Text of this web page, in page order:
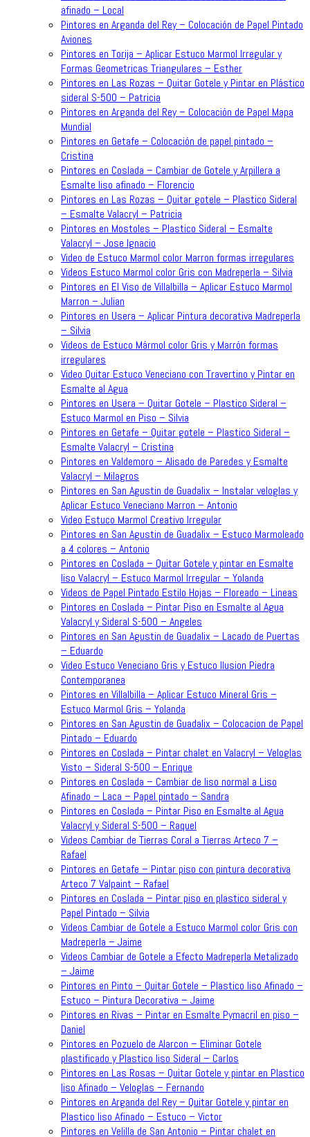
afinado – Local
Pintores en Arganda del Rey – Colocación de Papel Pintado
Aviones
Pintores en Torija – Aplicar Estuco Marmol Irregular y
Formas Geometricas Triangulares – Esther
Pintores en Las Rozas – Quitar Gotele y Pintar en Plástico
sideral S-500 – Patricia
Pintores en Arganda del Rey – Colocación de Papel Mapa
Mundial
Pintores en Getafe – Colocación de papel pintado –
Cristina
Pintores en Coslada – Cambiar de Gotele y Arpillera a
Esmalte liso afinado – Florencio
Pintores en Las Rozas – Quitar gotele – Plastico Sideral
– Esmalte Valacryl – Patricia
Pintores en Mostoles – Plastico Sideral – Esmalte
Valacryl – Jose Ignacio
Video de Estuco Marmol color Marron formas irregulares
Videos Estuco Marmol color Gris con Madreperla – Silvia
Pintores en El Viso de Villalbilla – Aplicar Estuco Marmol
Marron – Julian
Pintores en Usera – Aplicar Pintura decorativa Madreperla
– Silvia
Videos de Estuco Mármol color Gris y Marrón formas
irregulares
Video Quitar Estuco Veneciano con Travertino y Pintar en
Esmalte al Agua
Pintores en Usera – Quitar Gotele – Plastico Sideral –
Estuco Marmol en Piso – Silvia
Pintores en Getafe – Quitar gotele – Plastico Sideral –
Esmalte Valacryl – Cristina
Pintores en Valdemoro – Alisado de Paredes y Esmalte
Valacryl – Milagros
Pintores en San Agustin de Guadalix – Instalar veloglas y
Aplicar Estuco Veneciano Marron – Antonio
Video Estuco Marmol Creativo Irregular
Pintores en San Agustin de Guadalix – Estuco Marmoleado
a 4 colores – Antonio
Pintores en Coslada – Quitar Gotele y pintar en Esmalte
liso Valacryl – Estuco Marmol Irregular – Yolanda
Videos de Papel Pintado Estilo Hojas – Floreado – Lineas
Pintores en Coslada – Pintar Piso en Esmalte al Agua
Valacryl y Sideral S-500 – Angeles
Pintores en San Agustin de Guadalix – Lacado de Puertas
– Eduardo
Video Estuco Veneciano Gris y Estuco Ilusion Piedra
Contemporanea
Pintores en Villalbilla – Aplicar Estuco Mineral Gris –
Estuco Marmol Gris – Yolanda
Pintores en San Agustin de Guadalix – Colocacion de Papel
Pintado – Eduardo
Pintores en Coslada – Pintar chalet en Valacryl – Veloglas
Visto – Sideral S-500 – Enrique
Pintores en Coslada – Cambiar de liso normal a Liso
Afinado – Laca – Papel pintado – Sandra
Pintores en Coslada – Pintar Piso en Esmalte al Agua
Valacryl y Sideral S-500 – Raquel
Videos Cambiar de Tierras Coral a Tierras Arteco 7 –
Rafael
Pintores en Getafe – Pintar piso con pintura decorativa
Arteco 7 Valpaint – Rafael
Pintores en Coslada – Pintar piso en plastico sideral y
Papel Pintado – Silvia
Videos Cambiar de Gotele a Estuco Marmol color Gris con
Madreperla – Jaime
Videos Cambiar de Gotele a Efecto Madreperla Metalizado
– Jaime
Pintores en Pinto – Quitar Gotele – Plastico liso Afinado –
Estuco – Pintura Decorativa – Jaime
Pintores en Rivas – Pintar en Esmalte Pymacril en piso –
Daniel
Pintores en Pozuelo de Alarcon – Eliminar Gotele
plastificado y Plastico liso Sideral – Carlos
Pintores en Las Rosas – Quitar Gotele y pintar en Plastico
liso Afinado – Veloglas – Fernando
Pintores en Arganda del Rey – Quitar Gotele y pintar en
Plastico liso Afinado – Estuco – Victor
Pintores en Velilla de San Antonio – Pintar chalet en